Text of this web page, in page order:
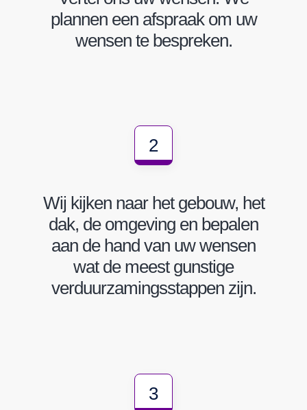
plannen een afspraak om uw
wensen te bespreken.
2
Wij kijken naar het gebouw, het
dak, de omgeving en bepalen
aan de hand van uw wensen
wat de meest gunstige
verduurzamingsstappen zijn.
3